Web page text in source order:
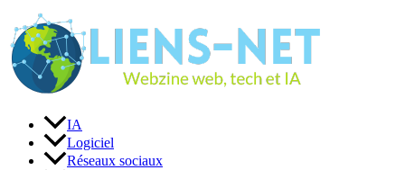
au
contenu
IA
Logiciel
Réseaux sociaux